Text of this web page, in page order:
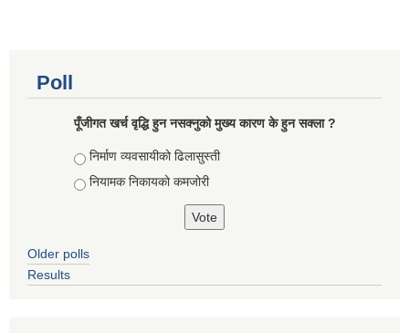
Poll
पूँजीगत खर्च वृद्धि हुन नसक्नुको मुख्य कारण के हुन सक्ला ?
Choices
निर्माण व्यवसायीको ढिलासुस्ती
नियामक निकायको कमजोरी
Older polls
Results